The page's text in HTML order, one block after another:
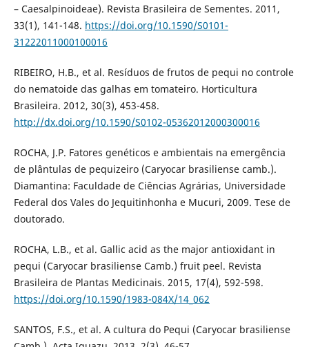
– Caesalpinoideae). Revista Brasileira de Sementes. 2011,
33(1), 141-148. https://doi.org/10.1590/S0101-
31222011000100016
RIBEIRO, H.B., et al. Resíduos de frutos de pequi no controle
do nematoide das galhas em tomateiro. Horticultura
Brasileira. 2012, 30(3), 453-458.
http://dx.doi.org/10.1590/S0102-05362012000300016
ROCHA, J.P. Fatores genéticos e ambientais na emergência
de plântulas de pequizeiro (Caryocar brasiliense camb.).
Diamantina: Faculdade de Ciências Agrárias, Universidade
Federal dos Vales do Jequitinhonha e Mucuri, 2009. Tese de
doutorado.
ROCHA, L.B., et al. Gallic acid as the major antioxidant in
pequi (Caryocar brasiliense Camb.) fruit peel. Revista
Brasileira de Plantas Medicinais. 2015, 17(4), 592-598.
https://doi.org/10.1590/1983-084X/14_062
SANTOS, F.S., et al. A cultura do Pequi (Caryocar brasiliense